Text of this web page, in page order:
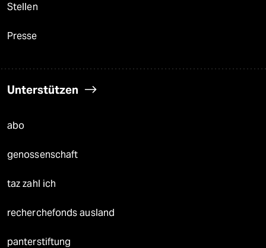
Stellen
Presse
Unterstützen
abo
genossenschaft
taz zahl ich
recherchefonds ausland
panterstiftung